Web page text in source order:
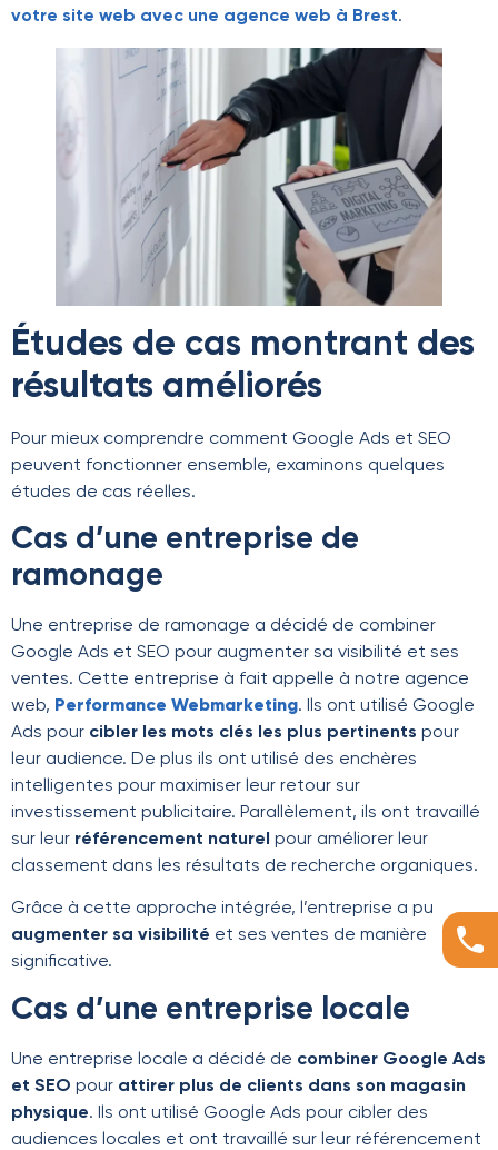
votre site web avec une agence web à Brest.
Études de cas montrant des
résultats améliorés
Pour mieux comprendre comment Google Ads et SEO
peuvent fonctionner ensemble, examinons quelques
études de cas réelles.
Cas d’une entreprise de
ramonage
Une entreprise de ramonage a décidé de combiner
Google Ads et SEO pour augmenter sa visibilité et ses
ventes. Cette entreprise à fait appelle à notre agence
web, Performance Webmarketing. Ils ont utilisé Google
Ads pour cibler les mots clés les plus pertinents pour
leur audience. De plus ils ont utilisé des enchères
intelligentes pour maximiser leur retour sur
investissement publicitaire. Parallèlement, ils ont travaillé
sur leur référencement naturel pour améliorer leur
classement dans les résultats de recherche organiques.
Grâce à cette approche intégrée, l’entreprise a pu
augmenter sa visibilité et ses ventes de manière
significative.
Cas d’une entreprise locale
Une entreprise locale a décidé de combiner Google Ads
et SEO pour attirer plus de clients dans son magasin
physique. Ils ont utilisé Google Ads pour cibler des
audiences locales et ont travaillé sur leur référencement